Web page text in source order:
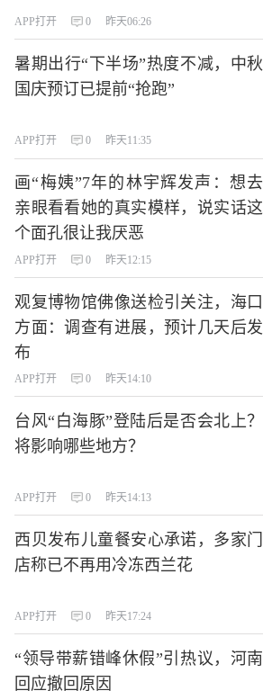
APP打开 0 昨天06:26
暑期出行“下半场”热度不减，中秋
国庆预订已提前“抢跑”
APP打开 0 昨天11:35
画“梅姨”7年的林宇辉发声：想去
亲眼看看她的真实模样，说实话这
个面孔很让我厌恶
APP打开 0 昨天12:15
观复博物馆佛像送检引关注，海口
方面：调查有进展，预计几天后发
布
APP打开 0 昨天14:10
台风“白海豚”登陆后是否会北上？
将影响哪些地方？
APP打开 0 昨天14:13
西贝发布儿童餐安心承诺，多家门
店称已不再用冷冻西兰花
APP打开 0 昨天17:24
“领导带薪错峰休假”引热议，河南
回应撤回原因